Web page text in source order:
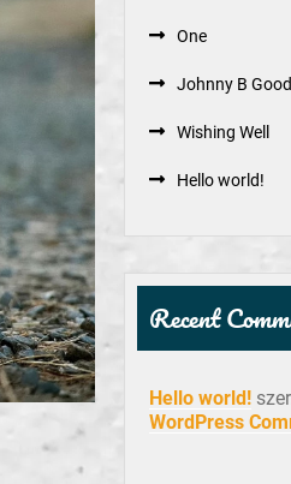
One
Johnny B
Wishing Well
Hello world!
Recent
Hello world!
WordPress